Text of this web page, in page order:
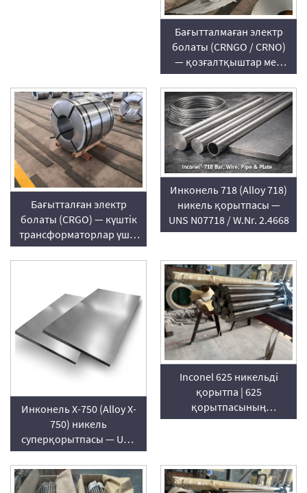
Бағытталмаған электр
болаты (CRNGO / CRNO)
— қозғалтқыштар мен
генераторлар үшін NO
кремний болаты
Бағытталған электр
болаты (CRGO) — күштік
трансформаторлар үшін
дән бағытталған
кремний болаты
Инконель 718 (Alloy 718)
никель қорытпасы —
UNS N07718 / W.Nr. 2.4668
Инконель X-750 (Alloy X-
750) никель
суперқорытпасы — UNS
N07750 / W.Nr. 2.4669
Inconel 625 никельді
қорытпа | 625
қорытпасының
тақтайшасы, трубасы,